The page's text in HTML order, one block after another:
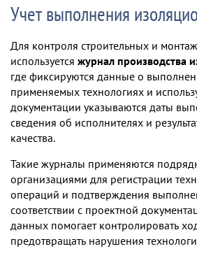
Учет выполнения
Для контроля строительных и
используется журнал производства
где фиксируются данные о
применяемых технологиях и
документации указываются даты
сведения об исполнителях и
качества.
Такие журналы применяются
организациями для регистрации
операций и подтверждения
соответствии с проектной
данных помогает контролировать
предотвращать нарушения